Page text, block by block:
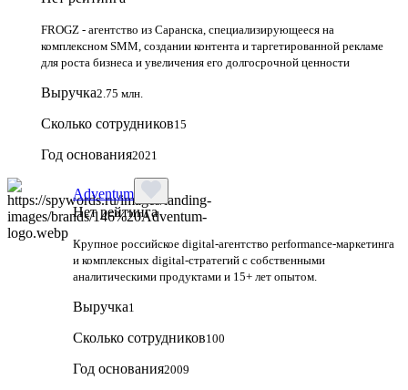
FROGZ - агентство из Саранска, специализирующееся на
комплексном SMM, создании контента и таргетированной рекламе
для роста бизнеса и увеличения его долгосрочной ценности
Выручка2.75 млн.
Сколько сотрудников15
Год основания2021
Adventum
Нет рейтинга
Крупное российское digital‑агентство performance‑маркетинга
и комплексных digital‑стратегий с собственными
аналитическими продуктами и 15+ лет опытом.
Выручка1
Сколько сотрудников100
Год основания2009